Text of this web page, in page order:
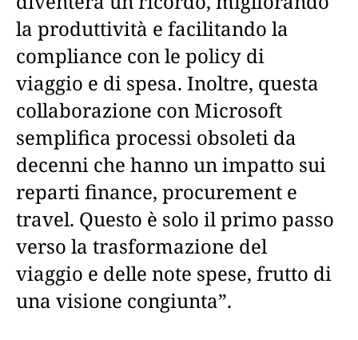
la produttività e facilitando la
compliance con le policy di
viaggio e di spesa. Inoltre, questa
collaborazione con Microsoft
semplifica processi obsoleti da
decenni che hanno un impatto sui
reparti finance, procurement e
travel. Questo è solo il primo passo
verso la trasformazione del
viaggio e delle note spese, frutto di
una visione congiunta”.